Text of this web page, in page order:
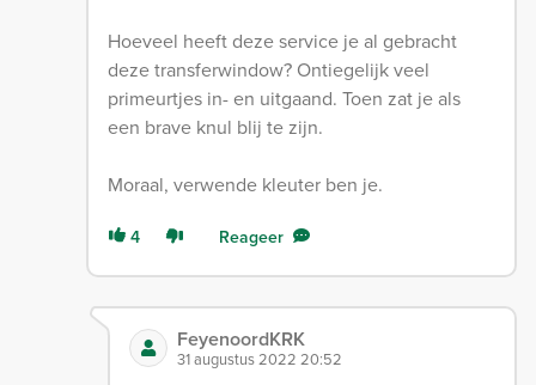
Hoeveel heeft deze service je al gebracht
deze transferwindow? Ontiegelijk veel
primeurtjes in- en uitgaand. Toen zat je als
een brave knul blij te zijn.
Moraal, verwende kleuter ben je.
4 Reageer
FeyenoordKRK
31 augustus 2022 20:52